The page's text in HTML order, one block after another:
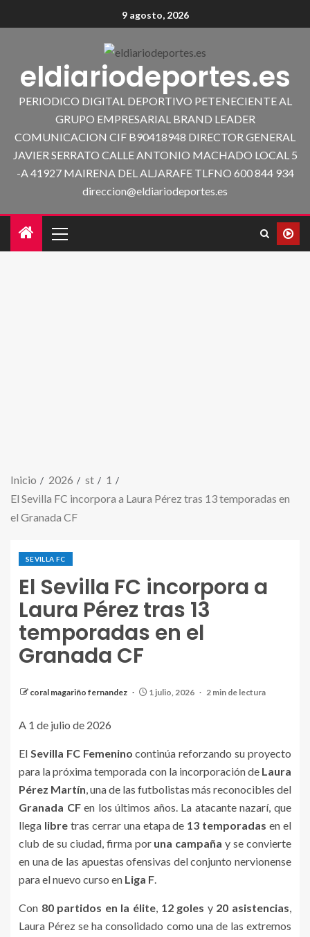
9 agosto, 2026
eldiariodeportes.es
PERIODICO DIGITAL DEPORTIVO PETENECIENTE AL
GRUPO EMPRESARIAL BRAND LEADER
COMUNICACION CIF B90418948 DIRECTOR GENERAL
JAVIER SERRATO CALLE ANTONIO MACHADO LOCAL 5
-A 41927 MAIRENA DEL ALJARAFE TLFNO 600 844 934
direccion@eldiariodeportes.es
Inicio 2026 st
1
El Sevilla FC incorpora a Laura Pérez tras 13 temporadas en
el Granada CF
SEVILLA FC
El Sevilla FC incorpora a
Laura Pérez tras 13
temporadas en el
Granada CF
coral magariño fernandez 1 julio, 2026 2 min de lectura
A 1 de julio de 2026
El Sevilla FC Femenino continúa reforzando su proyecto
para la próxima temporada con la incorporación de Laura
Pérez Martín, una de las futbolistas más reconocibles del
Granada CFen los últimos años. La atacante nazarí, que
llega libretras cerrar una etapa de 13 temporadas en el
club de su ciudad, firma por una campaña y se convierte
en una de las apuestas ofensivas del conjunto nervionense
para el nuevo curso en Liga F.
Con 80 partidos en la élite, 12 goles y 20 asistencias,
Laura Pérez se ha consolidado como una de las extremos